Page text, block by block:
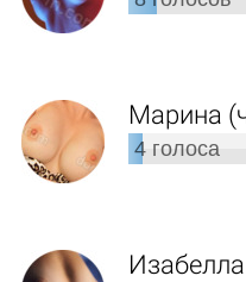
Марина
4 голоса